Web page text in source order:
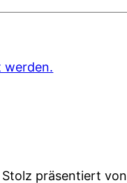
werden.
Stolz präsentiert von